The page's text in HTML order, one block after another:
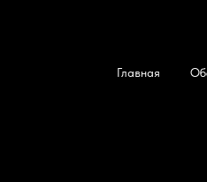
Главная